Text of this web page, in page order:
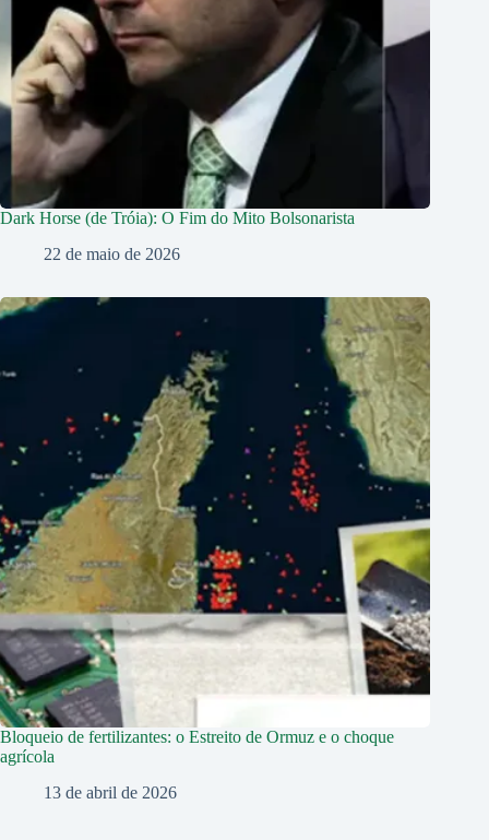
Dark Horse (de Tróia): O Fim do Mito Bolsonarista
22 de maio de 2026
Bloqueio de fertilizantes: o Estreito de Ormuz e o choque
agrícola
13 de abril de 2026